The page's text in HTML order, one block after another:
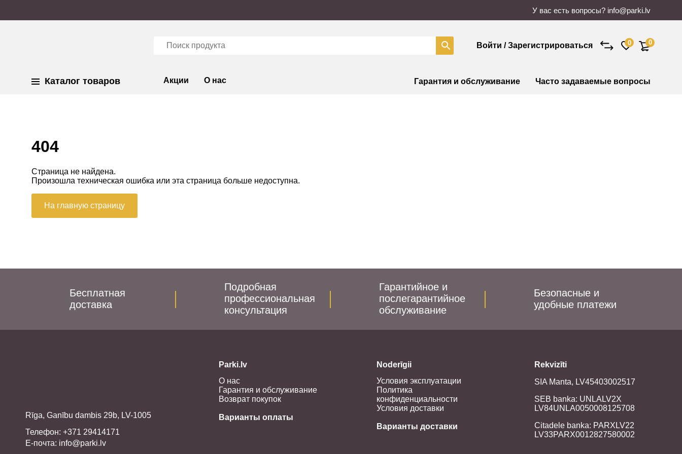
У вас есть вопросы? info@parki.lv
Войти / Зарегистрироваться 0 0
Каталог товаров Акции О нас Гарантия и обслуживание Часто задаваемые вопросы
404
Страница не найдена.
Произошла техническая ошибка или эта страница больше недоступна.
На главную страницу
Бесплатная
доставка
Подробная
профессиональная
консультация
Гарантийное и
послегарантийное
обслуживание
Безопасные и
удобные платежи
Rīga, Ganību dambis 29b, LV-1005
Телефон: +371 29414171
E-почта: info@parki.lv
Parki.lv
О нас
Гарантия и обслуживание
Возврат покупок
Варианты оплаты
Noderīgii
Условия эксплуатации
Политика
конфиденциальности
Условия доставки
Варианты доставки
Rekvizīti
SIA Manta, LV45403002517
SEB banka: UNLALV2X
LV84UNLA0050008125708
Citadele banka: PARXLV22
LV33PARX0012827580002